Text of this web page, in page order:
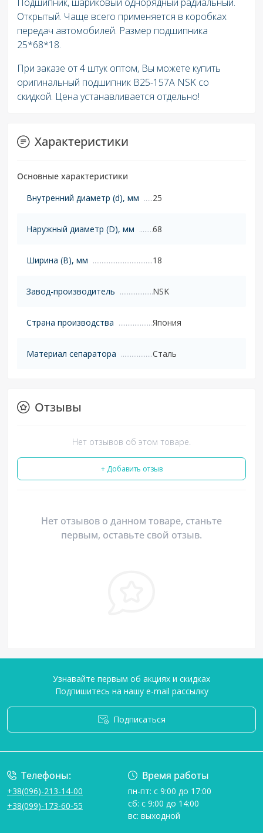
Открытый. Чаще всего применяется в коробках
передач автомобилей. Размер подшипника
25*68*18.
При заказе от 4 штук оптом, Вы можете купить
оригинальный подшипник B25-157A NSK со
скидкой. Цена устанавливается отдельно!
Характеристики
Основные характеристики
Внутренний диаметр (d), мм
25
Наружный диаметр (D), мм 68
Ширина (B), мм 18
Завод-производитель NSK
Страна производства Япония
Материал сепаратора Сталь
Отзывы
Нет отзывов об этом товаре.
+ Добавить отзыв
Нет отзывов о данном товаре, станьте
первым, оставьте свой отзыв.
Узнавайте первым об акциях и скидках
Подпишитесь на нашу e-mail рассылку
Подписаться
Телефоны:
+38(096)-213-14-00
+38(099)-173-60-55
Время работы
пн-пт: с 9:00 до 17:00
сб: с 9:00 до 14:00
вс: выходной